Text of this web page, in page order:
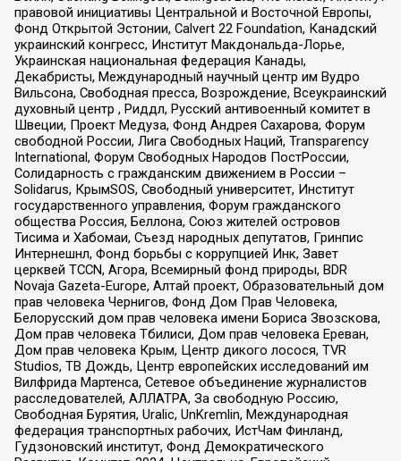
правовой инициативы Центральной и Восточной Европы,
Фонд Открытой Эстонии, Calvert 22 Foundation, Канадский
украинский конгресс, Институт Макдональда-Лорье,
Украинская национальная федерация Канады,
Декабристы, Международный научный центр им Вудро
Вильсона, Свободная пресса, Возрождение, Всеукраинский
духовный центр , Риддл, Русский антивоенный комитет в
Швеции, Проект Медуза, Фонд Андрея Сахарова, Форум
свободной России, Лига Свободных Наций, Transparеncy
International, Форум Свободных Народов ПостРоссии,
Солидарность с гражданским движением в России –
Solidarus, КрымSOS, Свободный университет, Институт
государственного управления, Форум гражданского
общества Россия, Беллона, Союз жителей островов
Тисима и Хабомаи, Съезд народных депутатов, Гринпис
Интернешнл, Фонд борьбы с коррупцией Инк, Завет
церквей TCCN, Агора, Всемирный фонд природы, BDR
Novaja Gazeta-Europe, Алтай проект, Образовательный дом
прав человека Чернигов, Фонд Дом Прав Человека,
Белорусский дом прав человека имени Бориса Звозскова,
Дом прав человека Тбилиси, Дом прав человека Ереван,
Дом прав человека Крым, Центр дикого лосося, TVR
Studios, ТВ Дождь, Центр европейских исследований им
Вилфрида Мартенса, Сетевое объединение журналистов
расследователей, АЛЛАТРА, За свободную Россию,
Свободная Бурятия, Uralic, UnKremlin, Международная
федерация транспортных рабочих, ИстЧам Финланд,
Гудзоновский институт, Фонд Демократического